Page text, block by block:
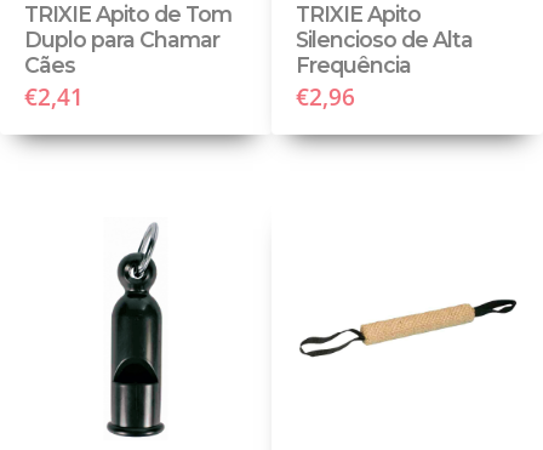
TRIXIE Apito de Tom
Duplo para Chamar
Cães
€2,41
TRIXIE Apito
Silencioso de Alta
Frequência
€2,96